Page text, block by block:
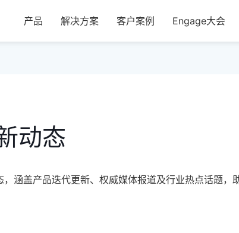
产品 解决方案 客户案例 Engage大会
动态
，涵盖产品迭代更新、权威媒体报道及行业热点话题，